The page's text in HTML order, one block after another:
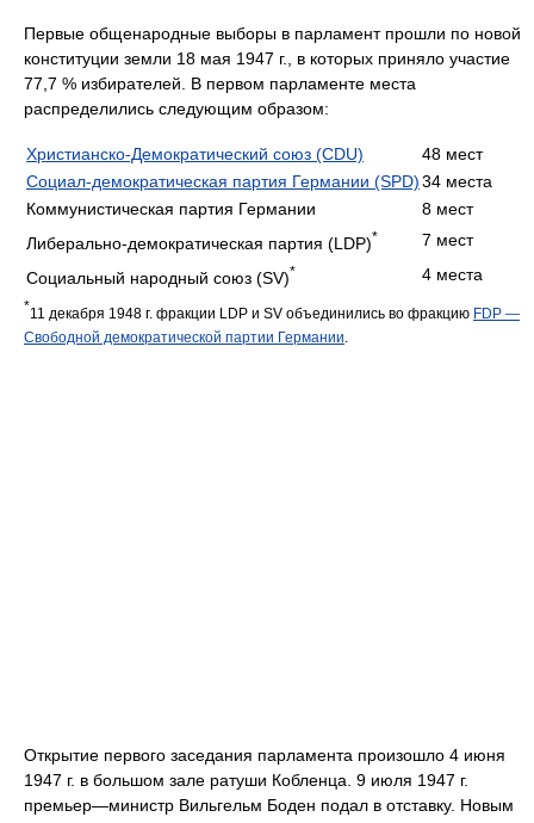
Первые общенародные выборы в парламент прошли по новой
конституции земли 18 мая 1947 г., в которых приняло участие
77,7 % избирателей. В первом парламенте места
распределились следующим образом:
Христианско-Демократический союз (CDU)
48 мест
Социал-демократическая партия Германии (SPD)34 места
Коммунистическая партия Германии
8 мест
Либерально-демократическая партия (LDP)*
7 мест
Социальный народный союз (SV)* 4 места
*11 декабря 1948 г. фракции LDP и SV объединились во фракцию FDP —
Свободной демократической партии Германии
Открытие первого заседания парламента произошло 4 июня
1947 г. в большом зале ратуши Кобленца. 9 июля 1947 г.
премьер—министр Вильгельм Боден подал в отставку. Новым